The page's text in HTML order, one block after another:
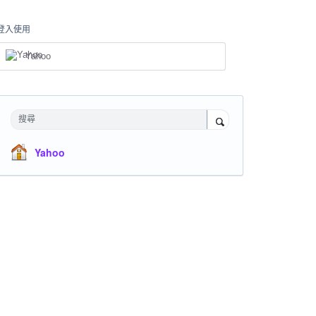
入使用
Yahoo
搜尋
Yahoo